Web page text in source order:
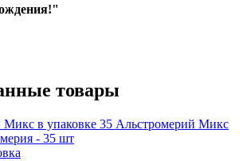
товары
35 Альстромерий Микс
- 35 шт